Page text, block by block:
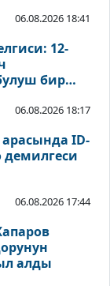
06.08.2026 18:41
12-
бир
06.08.2026 18:17
ID-
демилгеси
06.08.2026 17:44
алды